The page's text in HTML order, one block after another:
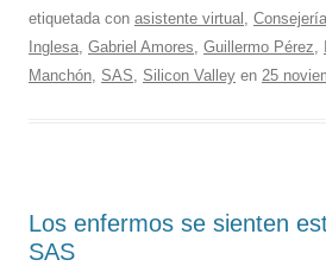
etiquetada con asistente virtual
Inglesa Gabriel Amores Guillermo Pérez
Manchón SAS Silicon Valley en 25
Los enfermos se sienten
SAS